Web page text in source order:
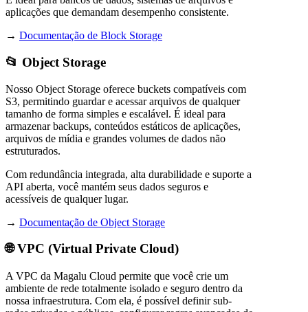
aplicações que demandam desempenho consistente.
→ Documentação de Block Storage
📂 Object Storage
Nosso Object Storage oferece buckets compatíveis com
S3, permitindo guardar e acessar arquivos de qualquer
tamanho de forma simples e escalável. É ideal para
armazenar backups, conteúdos estáticos de aplicações,
arquivos de mídia e grandes volumes de dados não
estruturados.
Com redundância integrada, alta durabilidade e suporte a
API aberta, você mantém seus dados seguros e
acessíveis de qualquer lugar.
→ Documentação de Object Storage
🌐 VPC (Virtual Private Cloud)
A VPC da Magalu Cloud permite que você crie um
ambiente de rede totalmente isolado e seguro dentro da
nossa infraestrutura. Com ela, é possível definir sub-